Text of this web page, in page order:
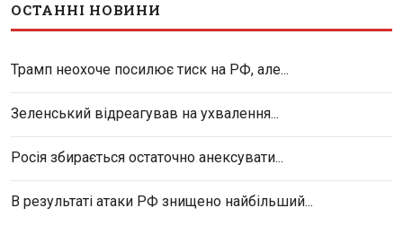
ОСТАННІ НОВИНИ
Трамп неохоче посилює тиск на РФ, але...
Зеленський відреагував на ухвалення...
Росія збирається остаточно анексувати...
В результаті атаки РФ знищено найбільший...